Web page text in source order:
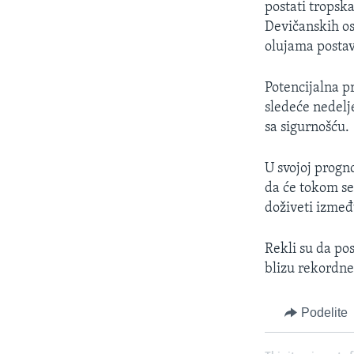
postati
Devičanskih
olujama
Potencijalna
sledeće
sa sigurnošću.
U svojoj
da će tokom
doživeti
Rekli su da
blizu
Podelite